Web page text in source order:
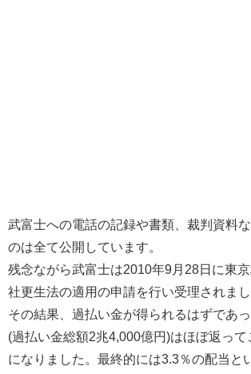
武富士への電話の記録や書類、裁判資料
のは全て公開しています。
残念ながら武富士は2010年9月28日に東
社更生法の適用の申請を行い受理されまし
その結果、過払い金が得られるはずであ
(過払い金総額2兆4,000億円)はほぼ返って
になりました。最終的には3.3％の配当と